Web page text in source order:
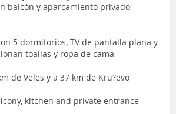
balcón y aparcamiento privado
5 dormitorios, TV de pantalla plana y
toallas y ropa de cama
de Veles y a 37 km de Kru?evo
kitchen and private entrance